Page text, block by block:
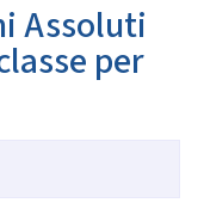
Assoluti
per